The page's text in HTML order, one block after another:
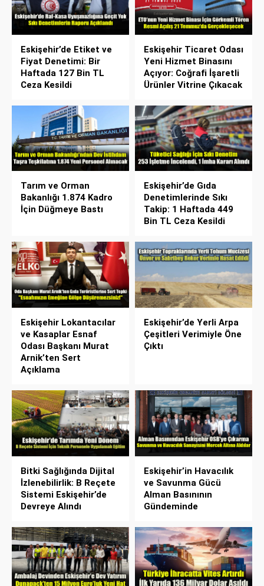
Eskişehir’de Etiket ve
Fiyat Denetimi: Bir
Haftada 127 Bin TL
Ceza Kesildi
Eskişehir Ticaret Odası
Yeni Hizmet Binasını
Açıyor: Coğrafi İşaretli
Ürünler Vitrine Çıkacak
Tarım ve Orman
Bakanlığı 1.874 Kadro
İçin Düğmeye Bastı
Eskişehir’de Gıda
Denetimlerinde Sıkı
Takip: 1 Haftada 449
Bin TL Ceza Kesildi
Eskişehir Lokantacılar
ve Kasaplar Esnaf
Odası Başkanı Murat
Arnik’ten Sert
Açıklama
Eskişehir’de Yerli Arpa
Çeşitleri Verimiyle Öne
Çıktı
Bitki Sağlığında Dijital
İzlenebilirlik: B Reçete
Sistemi Eskişehir’de
Devreye Alındı
Eskişehir’in Havacılık
ve Savunma Gücü
Alman Basınının
Gündeminde